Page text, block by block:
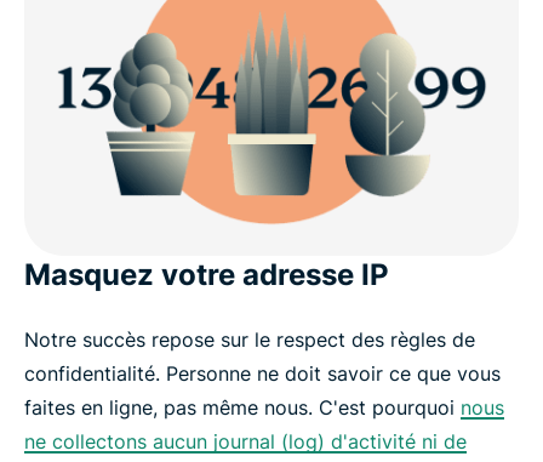
Masquez votre adresse IP
Notre succès repose sur le respect des règles de
confidentialité. Personne ne doit savoir ce que vous
faites en ligne, pas même nous. C'est pourquoi nous
ne collectons aucun journal (log) d'activité ni de